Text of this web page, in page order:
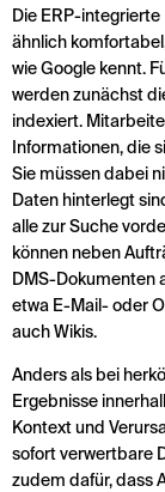
Die ERP-
ähnlich
wie Google kennt.
werden zunächst
indexiert.
Informa­tionen, die
Sie müssen dabei
Daten hinterlegt
alle zur Suche
können neben
DMS-Dokumenten
etwa E-Mail- oder
auch Wikis.
Anders als bei
Ergebnisse
Kontext und
sofort verwertbare
zudem dafür, dass